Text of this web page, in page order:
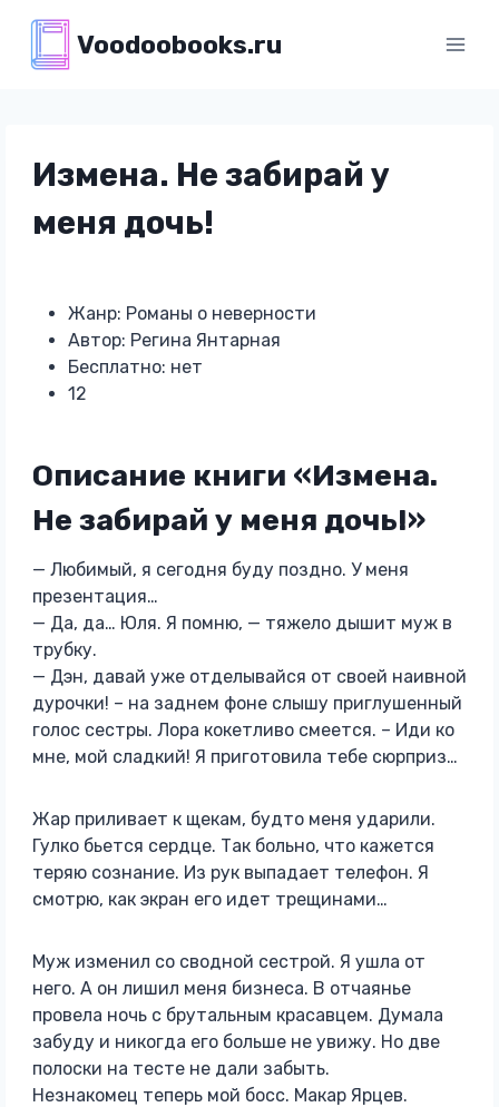
содержимому
Voodoobooks.ru
Измена. Не забирай у
меня дочь!
Жанр: Романы о неверности
Автор: Регина Янтарная
Бесплатно: нет
12
Описание книги «Измена.
Не забирай у меня дочь!»
— Любимый, я сегодня буду поздно. У меня
презентация…
— Да, да… Юля. Я помню, — тяжело дышит муж в
трубку.
— Дэн, давай уже отделывайся от своей наивной
дурочки! – на заднем фоне слышу приглушенный
голос сестры. Лора кокетливо смеется. – Иди ко
мне, мой сладкий! Я приготовила тебе сюрприз…
Жар приливает к щекам, будто меня ударили.
Гулко бьется сердце. Так больно, что кажется
теряю сознание. Из рук выпадает телефон. Я
смотрю, как экран его идет трещинами…
Муж изменил со сводной сестрой. Я ушла от
него. А он лишил меня бизнеса. В отчаянье
провела ночь с брутальным красавцем. Думала
забуду и никогда его больше не увижу. Но две
полоски на тесте не дали забыть.
Незнакомец теперь мой босс. Макар Ярцев.